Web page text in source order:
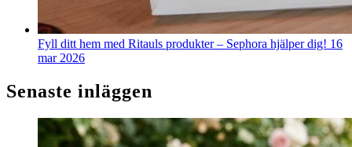
Fyll ditt hem med Ritauls produkter – Sephora hjälper dig! 16
mar 2026
Senaste inläggen